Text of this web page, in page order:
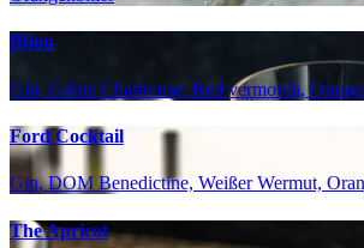
Bijou
Gin, Grüne Chartreuse, Red vermouth,
Ford Cocktail
Gin, DOM Benedictine, Weißer Wermut,
The Apricot